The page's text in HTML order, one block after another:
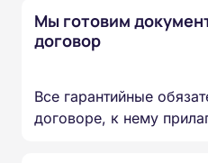
Мы готовим
договор
Все гарантийные
договоре, к нему